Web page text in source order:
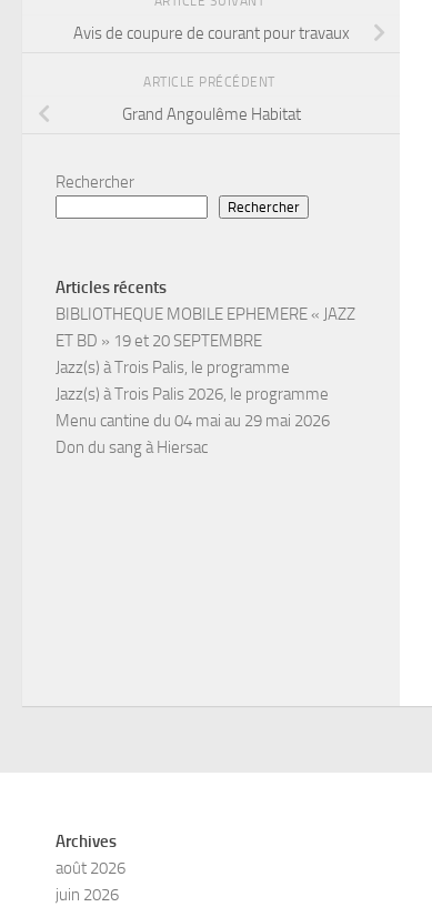
Avis de coupure de courant pour travaux
ARTICLE PRÉCÉDENT
Grand Angoulême Habitat
Rechercher
Rechercher
Articles récents
BIBLIOTHEQUE MOBILE EPHEMERE « JAZZ
ET BD » 19 et 20 SEPTEMBRE
Jazz(s) à Trois Palis, le programme
Jazz(s) à Trois Palis 2026, le programme
Menu cantine du 04 mai au 29 mai 2026
Don du sang à Hiersac
Archives
août 2026
juin 2026